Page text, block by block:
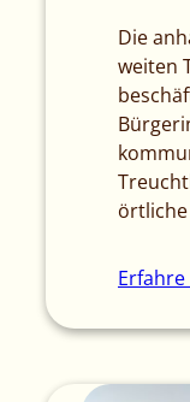
Die
weiten